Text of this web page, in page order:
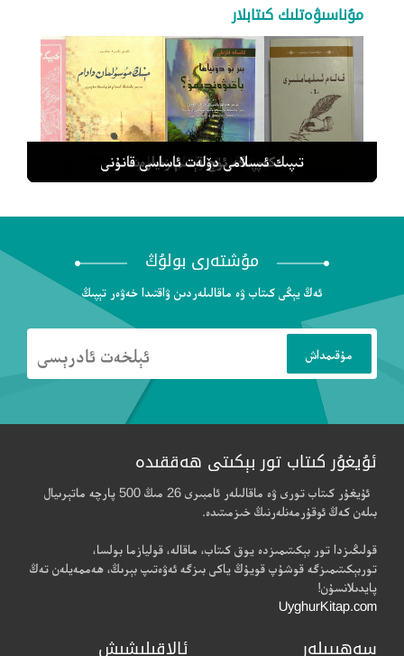
مۇناسىۋەتلىك كىتابلار
قەلەم ئىلھاملىرى 1
بىز بۇ دۇنياغا باقىۋەندىمۇ؟
مېنىڭ مۇسۇلمان دادام
كەپپىگە ئۈچ قېتىم زىيارەت
تىپىك ئىسلامى دۆلەت ئاساسى قانۇنى
مۇشتەرى بولۇڭ
ئەڭ يېڭى كىتاب ۋە ماقالىلەردىن ۋاقتىدا خەۋەر تېپىڭ
ئۇيغۇر كىتاب تور بېكىتى ھەققىدە
ئۇيغۇر كىتاب تورى ۋە ماقالىلەر ئامبىرى 26 مىڭ 500 پارچە ماتېرىيال
بىلەن كەڭ ئوقۇرمەنلەرنىڭ خىزمىتىدە.
قولىڭىزدا تور بېكىتىمىزدە يوق كىتاب، ماقالە، قوليازما بولسا،
توربېكىتىمىزگە قوشۇپ قويۇڭ ياكى بىزگە ئەۋەتىپ بېرىڭ، ھەممەيلەن تەڭ
پايدىلانسۇن!
UyghurKitap.com
سەھىپىلەر ئالاقىلىشىش